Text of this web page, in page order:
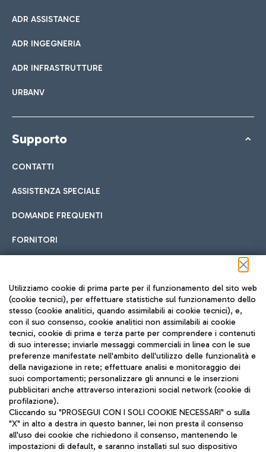
ADR ASSISTANCE
ADR INGEGNERIA
ADR INFRASTRUTTURE
URBANV
Supporto
CONTATTI
ASSISTENZA SPECIALE
DOMANDE FREQUENTI
FORNITORI
Seguici sui social
TRAVEL JOURNAL
ITA
Utilizziamo cookie di prima parte per il funzionamento del sito web
(cookie tecnici), per effettuare statistiche sul funzionamento dello
stesso (cookie analitici, quando assimilabili ai cookie tecnici), e,
con il suo consenso, cookie analitici non assimilabili ai cookie
tecnici, cookie di prima e terza parte per comprendere i contenuti
di suo interesse; inviarle messaggi commerciali in linea con le sue
preferenze manifestate nell'ambito dell'utilizzo delle funzionalità e
della navigazione in rete; effettuare analisi e monitoraggio dei
suoi comportamenti; personalizzare gli annunci e le inserzioni
pubblicitari anche attraverso interazioni social network (cookie di
profilazione).
Cliccando su "PROSEGUI CON I SOLI COOKIE NECESSARI" o sulla
"X" in alto a destra in questo banner, lei non presta il consenso
all'uso dei cookie che richiedono il consenso, mantenendo le
impostazioni di default, e saranno installati sul suo dispositivo